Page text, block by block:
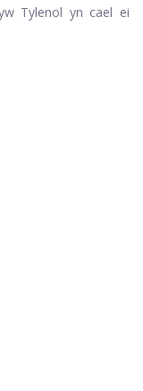
Tylenol yn cael ei